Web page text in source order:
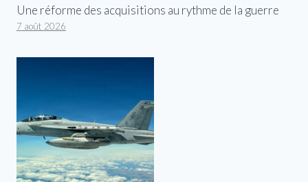
Une réforme des acquisitions au rythme de la guerre
7 août 2026